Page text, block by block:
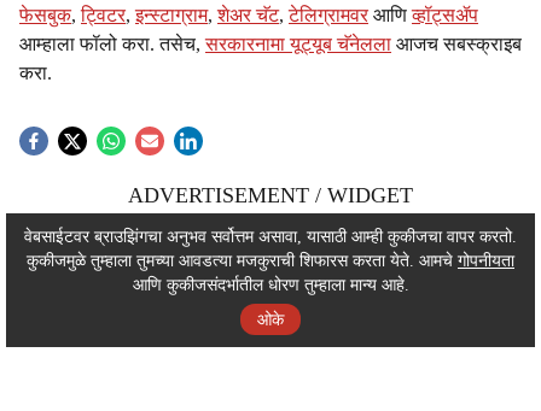
फेसबुक,ट्विटर,इन्स्टाग्राम,शेअर चॅट,टेलिग्रामवर आणिव्हॉट्सॲप
आम्हाला फॉलो करा. तसेच,सरकारनामा यूट्यूब चॅनेलला आजच सबस्क्राइब
करा.
ADVERTISEMENT / WIDGET
ADVERTISEMENT / WIDGET
ADVERTISEMENT / WIDGET
वेबसाईटवर ब्राउझिंगचा अनुभव सर्वोत्तम असावा, यासाठी आम्ही कुकीजचा वापर करतो.
कुकीजमुळे तुम्हाला तुमच्या आवडत्या मजकुराची शिफारस करता येते. आमचे गोपनीयता
आणि कुकीजसंदर्भातील धोरण तुम्हाला मान्य आहे.
ओके